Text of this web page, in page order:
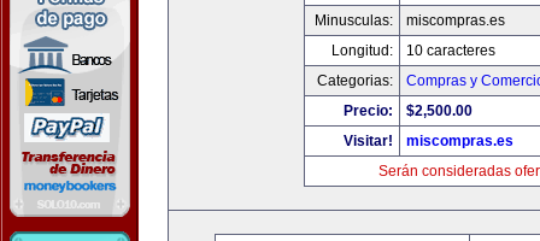
Minusculas:
miscompras.es
Longitud:
10 caracteres
Categorias:
Compras y
Precio:
$2,500.00
Visitar!
miscompras.es
Serán consideradas